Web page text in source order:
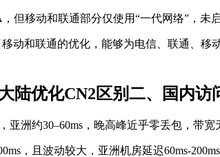
但移动和联通部分仅使用“一代网络”，未
动和联通的优化，能够为电信、联通、
陆优化CN2区别二、国内访
亚洲约30–60ms，晚高峰近乎零丢包，带宽
，且波动较大，亚洲机房延迟60ms-